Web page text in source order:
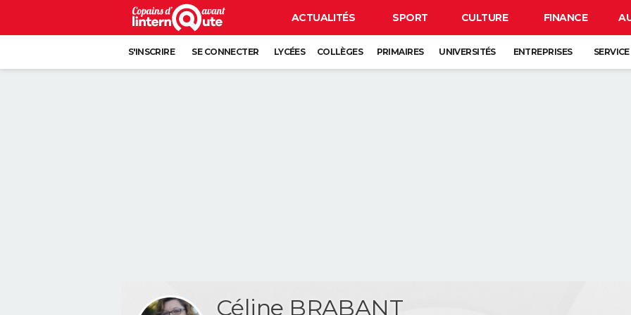
ACTUALITÉS SPORT CULTURE FINANCE
S'INSCRIRE SE CONNECTER LYCÉES COLLÈGES PRIMAIRES UNIVERSITÉS ENTREPRISES
Céline BRABANT